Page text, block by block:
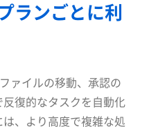
ンごとに利
ァイルの移動、承認の
復的なタスクを自動化
、より高度で複雑な処